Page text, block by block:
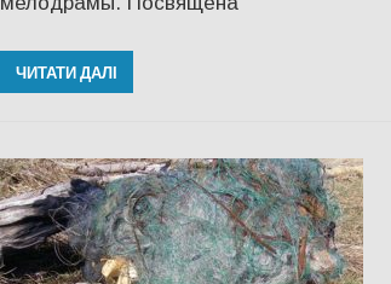
ЧИТАТИ ДАЛІ